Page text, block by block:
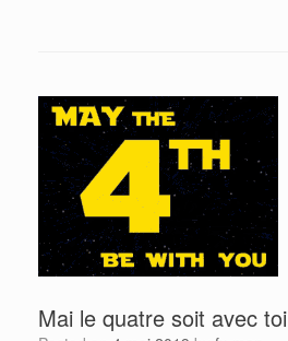
Mai le quatre soit avec toi